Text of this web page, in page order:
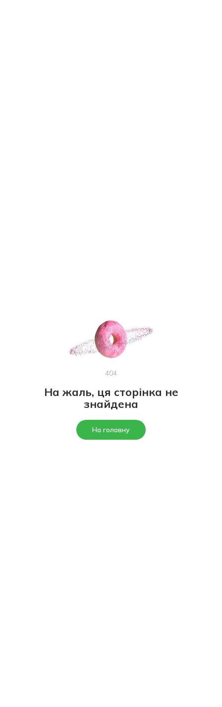
404
На жаль, ця сторінка не
знайдена
На головну